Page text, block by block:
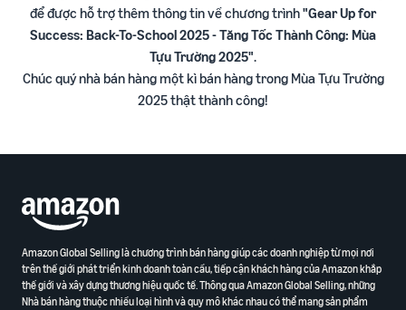
để được hỗ trợ thêm thông tin về chương trình"Gear Up for
Success: Back-To-School 2025 - Tăng Tốc Thành Công: Mùa
Tựu Trường 2025".
Chúc quý nhà bán hàng một kì bán hàng trong Mùa Tựu Trường
2025 thật thành công!
Amazon Global Selling là chương trình bán hàng giúp các doanh nghiệp từ mọi nơi
trên thế giới phát triển kinh doanh toàn cầu, tiếp cận khách hàng của Amazon khắp
thế giới và xây dựng thương hiệu quốc tế. Thông qua Amazon Global Selling, những
Nhà bán hàng thuộc nhiều loại hình và quy mô khác nhau có thể mang sản phẩm